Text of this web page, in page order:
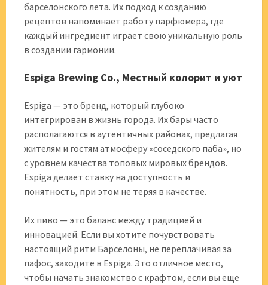
барселонского лета. Их подход к созданию
рецептов напоминает работу парфюмера, где
каждый ингредиент играет свою уникальную роль
в создании гармонии.
Espiga Brewing Co., Местный колорит и уют
Espiga — это бренд, который глубоко
интегрирован в жизнь города. Их бары часто
располагаются в аутентичных районах, предлагая
жителям и гостям атмосферу «соседского паба», но
с уровнем качества топовых мировых брендов.
Espiga делает ставку на доступность и
понятность, при этом не теряя в качестве.
Их пиво — это баланс между традицией и
инновацией. Если вы хотите почувствовать
настоящий ритм Барселоны, не переплачивая за
пафос, заходите в Espiga. Это отличное место,
чтобы начать знакомство с крафтом, если вы еще